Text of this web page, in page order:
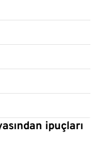
ipuçları